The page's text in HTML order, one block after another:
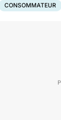
CONSOMMATEUR